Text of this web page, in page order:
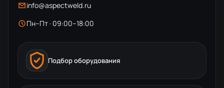
info@aspectweld.ru
Пн–Пт · 09:00–18:00
Подбор оборудования